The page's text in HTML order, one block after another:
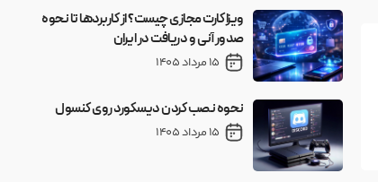
ویزا کارت مجازی چیست؟ از کاربردها تا نحوه
صدور آنی و دریافت در ایران
15 مرداد 1405
نحوه نصب کردن دیسکورد روی کنسول
15 مرداد 1405